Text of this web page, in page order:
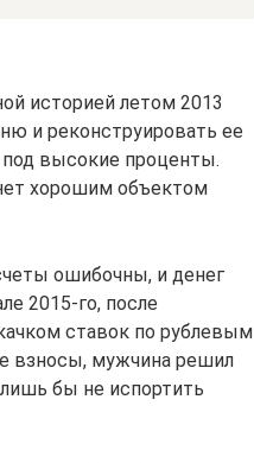
историей летом 2013
и реконструировать ее
под высокие проценты.
хорошим объектом
ошибочны, и денег
2015-го, после
ставок по рублевым
взносы, мужчина решил
бы не испортить